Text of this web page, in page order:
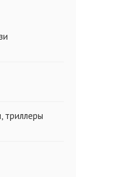
триллеры